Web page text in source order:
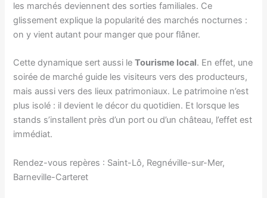
les marchés deviennent des sorties familiales. Ce
glissement explique la popularité des marchés nocturnes :
on y vient autant pour manger que pour flâner.
Cette dynamique sert aussi leTourisme local. En effet, une
soirée de marché guide les visiteurs vers des producteurs,
mais aussi vers des lieux patrimoniaux. Le patrimoine n’est
plus isolé : il devient le décor du quotidien. Et lorsque les
stands s’installent près d’un port ou d’un château, l’effet est
immédiat.
Rendez-vous repères : Saint-Lô, Regnéville-sur-Mer,
Barneville-Carteret